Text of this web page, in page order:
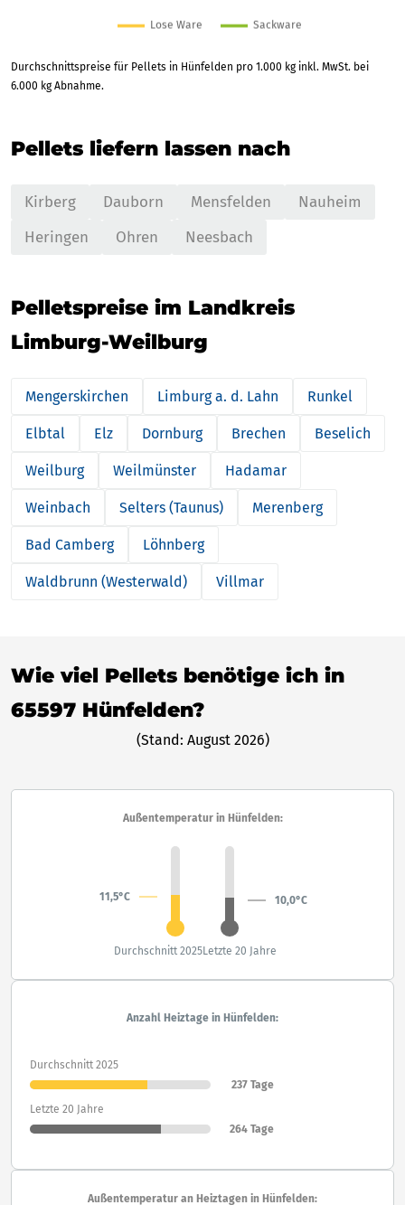
Durchschnittspreise für Pellets in Hünfelden pro 1.000 kg inkl. MwSt. bei
6.000 kg Abnahme.
Pellets liefern lassen nach
Kirberg Dauborn Mensfelden
Nauheim
Heringen
Ohren Neesbach
Pelletspreise im Landkreis
Limburg-Weilburg
Mengerskirchen Limburg a. d. Lahn Runkel
Elbtal Elz Dornburg Brechen Beselich
Weilburg Weilmünster Hadamar
Weinbach Selters (Taunus) Merenberg
Bad Camberg Löhnberg
Waldbrunn (Westerwald) Villmar
Wie viel Pellets benötige ich in
65597 Hünfelden?
(Stand: August 2026)
Außentemperatur in Hünfelden:
11,5°C 10,0°C
Durchschnitt 2025Letzte 20 Jahre
Anzahl Heiztage in Hünfelden:
Durchschnitt 2025
237 Tage
Letzte 20 Jahre
264 Tage
Außentemperatur an Heiztagen in Hünfelden: